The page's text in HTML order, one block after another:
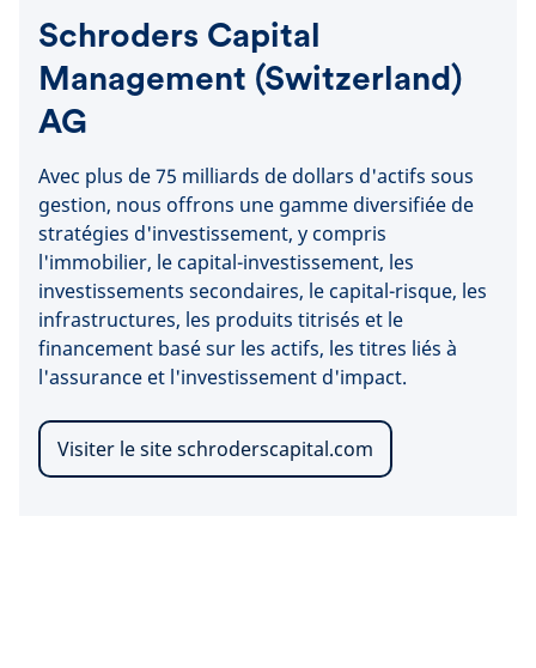
Schroders Capital
Management (Switzerland)
AG
Avec plus de 75 milliards de dollars d'actifs sous
gestion, nous offrons une gamme diversifiée de
stratégies d'investissement, y compris
l'immobilier, le capital-investissement, les
investissements secondaires, le capital-risque, les
infrastructures, les produits titrisés et le
financement basé sur les actifs, les titres liés à
l'assurance et l'investissement d'impact.
Visiter le site schroderscapital.com